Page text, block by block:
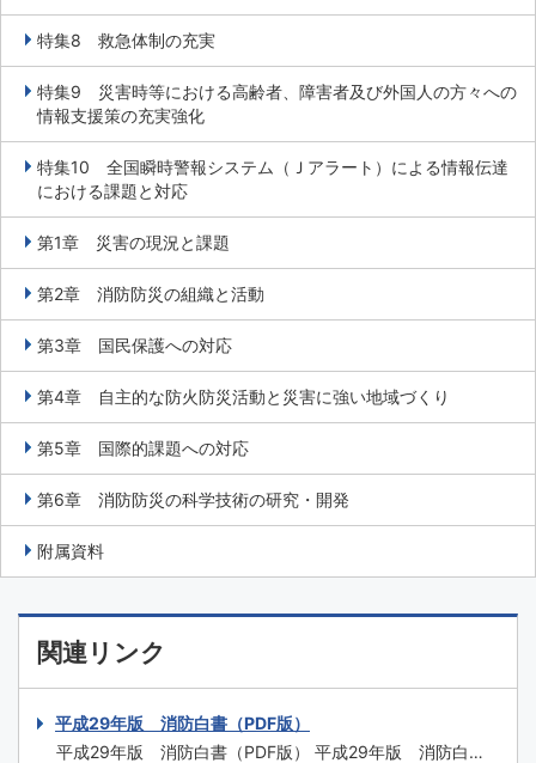
特集8 救急体制の充実
特集9 災害時等における高齢者、障害者及び外国人の方々への
情報支援策の充実強化
特集10 全国瞬時警報システム（Ｊアラート）による情報伝達
における課題と対応
第1章 災害の現況と課題
第2章 消防防災の組織と活動
第3章 国民保護への対応
第4章 自主的な防火防災活動と災害に強い地域づくり
第5章 国際的課題への対応
第6章 消防防災の科学技術の研究・開発
附属資料
関連リンク
平成29年版 消防白書（PDF版）
平成29年版 消防白書（PDF版） 平成29年版 消防白書